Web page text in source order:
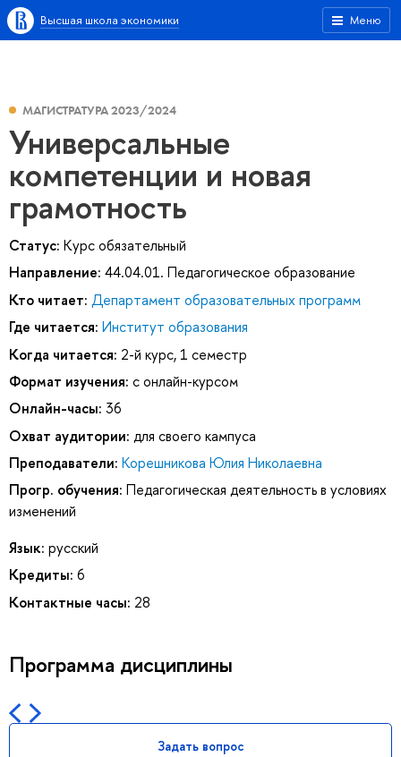
Меню
Высшая школа экономики
МАГИСТРАТУРА 2023/2024
Универсальные
компетенции и новая
грамотность
Статус: Курс обязательный
Направление: 44.04.01. Педагогическое образование
Кто читает: Департамент образовательных программ
Где читается: Институт образования
Когда читается: 2-й курс, 1 семестр
Формат изучения: с онлайн-курсом
Онлайн-часы: 36
Охват аудитории: для своего кампуса
Преподаватели: Корешникова Юлия Николаевна
Прогр. обучения: Педагогичеcкая деятельность в условиях
изменений
Язык: русский
Кредиты: 6
Контактные часы: 28
Программа дисциплины
Задать вопрос